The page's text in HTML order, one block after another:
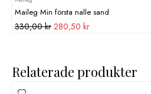
Maileg Min första nalle sand
330,00kr Det
330,00 kr.
280,50 krDet
280,50 kr.
Relaterade produkter